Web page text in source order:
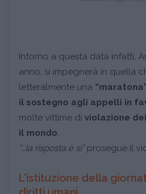
Intorno a questa data infatti,
anno, si impegnerà in quella
letteralmente una
il sostegno agli appelli in
molte vittime di violazione
il mondo
“…la risposta è sì”prosegue il
L'istituzione della